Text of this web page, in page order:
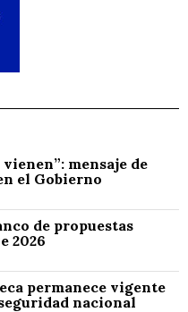
mensaje de
el Gobierno
de propuestas
2026
permanece vigente
nacional